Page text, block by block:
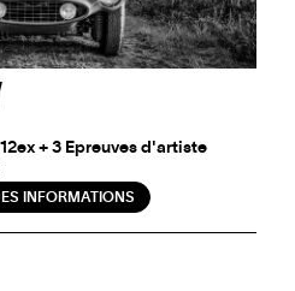
+ 3 Epreuves d'artiste
INFORMATIONS